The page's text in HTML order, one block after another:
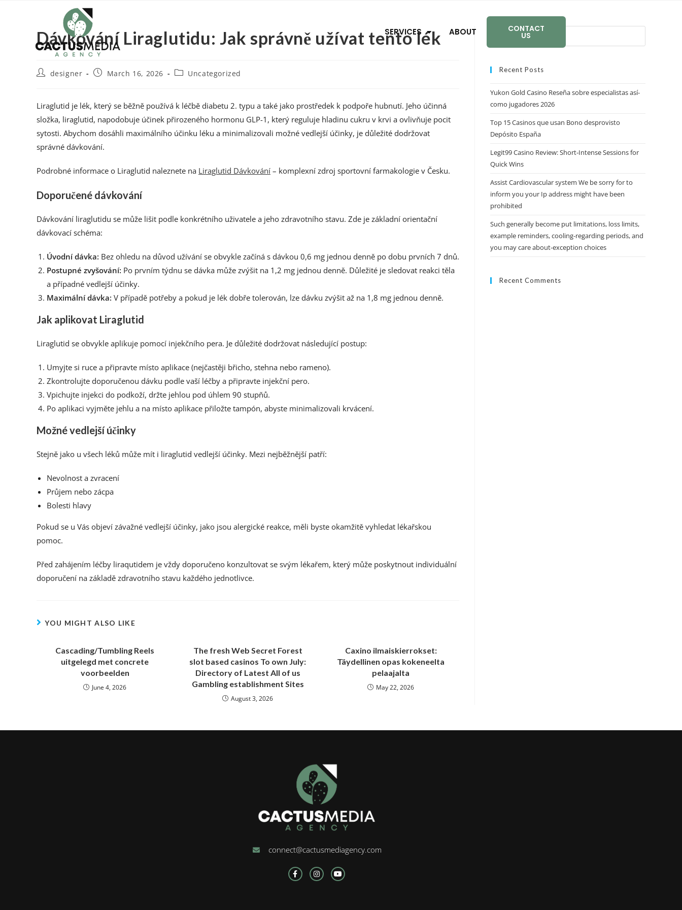
SERVICES ABOUT CONTACT
US
Dávkování Liraglutidu: Jak správně užívat tento lék
designer March 16, 2026 Uncategorized
Liraglutid je lék, který se běžně používá k léčbě diabetu 2. typu a také jako prostředek k podpoře hubnutí. Jeho účinná
složka, liraglutid, napodobuje účinek přirozeného hormonu GLP-1, který reguluje hladinu cukru v krvi a ovlivňuje pocit
sytosti. Abychom dosáhli maximálního účinku léku a minimalizovali možné vedlejší účinky, je důležité dodržovat
správné dávkování.
Podrobné informace o Liraglutid naleznete na Liraglutid Dávkování – komplexní zdroj sportovní farmakologie v Česku.
Doporučené dávkování
Dávkování liraglutidu se může lišit podle konkrétního uživatele a jeho zdravotního stavu. Zde je základní orientační
dávkovací schéma:
Úvodní dávka: Bez ohledu na důvod užívání se obvykle začíná s dávkou 0,6 mg jednou denně po dobu prvních 7 dnů.
Postupné zvyšování: Po prvním týdnu se dávka může zvýšit na 1,2 mg jednou denně. Důležité je sledovat reakci těla
a případné vedlejší účinky.
Maximální dávka: V případě potřeby a pokud je lék dobře tolerován, lze dávku zvýšit až na 1,8 mg jednou denně.
Jak aplikovat Liraglutid
Liraglutid se obvykle aplikuje pomocí injekčního pera. Je důležité dodržovat následující postup:
Umyjte si ruce a připravte místo aplikace (nejčastěji břicho, stehna nebo rameno).
Zkontrolujte doporučenou dávku podle vaší léčby a připravte injekční pero.
Vpichujte injekci do podkoží, držte jehlou pod úhlem 90 stupňů.
Po aplikaci vyjměte jehlu a na místo aplikace přiložte tampón, abyste minimalizovali krvácení.
Možné vedlejší účinky
Stejně jako u všech léků může mít i liraglutid vedlejší účinky. Mezi nejběžnější patří:
Nevolnost a zvracení
Průjem nebo zácpa
Bolesti hlavy
Pokud se u Vás objeví závažné vedlejší účinky, jako jsou alergické reakce, měli byste okamžitě vyhledat lékařskou
pomoc.
Před zahájením léčby liraqutidem je vždy doporučeno konzultovat se svým lékařem, který může poskytnout individuální
doporučení na základě zdravotního stavu každého jednotlivce.
YOU MIGHT ALSO LIKE
Cascading/Tumbling Reels
uitgelegd met concrete
voorbeelden
June 4, 2026
The fresh Web Secret Forest
slot based casinos To own July:
Directory of Latest All of us
Gambling establishment Sites
August 3, 2026
Caxino ilmaiskierrokset:
Täydellinen opas kokeneelta
pelaajalta
May 22, 2026
Recent Posts
Yukon Gold Casino Reseña sobre especialistas así­
como jugadores 2026
Top 15 Casinos que usan Bono desprovisto
Depósito España
Legit99 Casino Review: Short‑Intense Sessions for
Quick Wins
Assist Cardiovascular system We be sorry for to
inform you your Ip address might have been
prohibited
Such generally become put limitations, loss limits,
example reminders, cooling-regarding periods, and
you may care about-exception choices
Recent Comments
connect@cactusmediagency.com